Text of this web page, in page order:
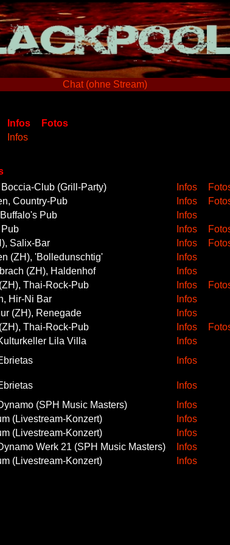
Chat (ohne Stream)
Infos
Fotos
Infos
Boccia-Club (Grill-Party) Infos
Country-Pub Infos
Pub
Infos
Pub Infos
Salix-Bar Infos
(ZH), 'Bolledunschtig'
Infos
(ZH), Haldenhof
Infos
Thai-Rock-Pub Infos
Hir-Ni Bar
Infos
(ZH), Renegade
Infos
Thai-Rock-Pub Infos
Lila Villa
Infos
Infos
Infos
(SPH Music Masters)
Infos
(Livestream-Konzert)
Infos
(Livestream-Konzert)
Infos
Werk 21 (SPH Music Masters)
Infos
(Livestream-Konzert) Infos